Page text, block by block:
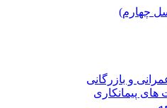
چهارم)
و بازرگانی
پیمانکاری